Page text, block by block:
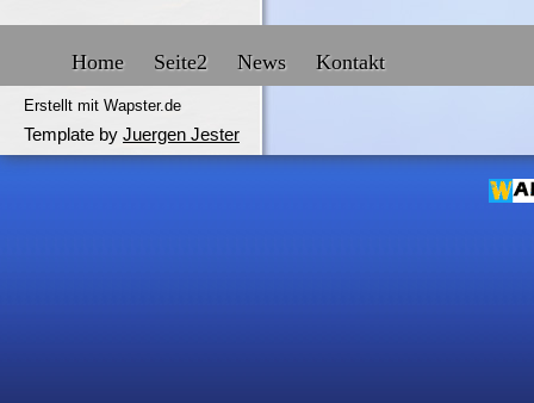
Home Seite2 News Kontakt
Erstellt mit Wapster.de
Template by Juergen Jester